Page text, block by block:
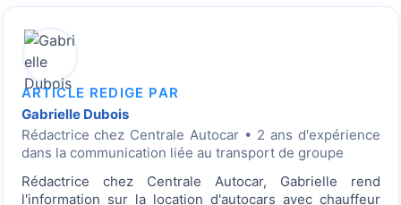
ARTICLE REDIGE PAR
Gabrielle Dubois
Rédactrice chez Centrale Autocar • 2 ans d'expérience
dans la communication liée au transport de groupe
Rédactrice chez Centrale Autocar, Gabrielle rend
l'information sur la location d'autocars avec chauffeur